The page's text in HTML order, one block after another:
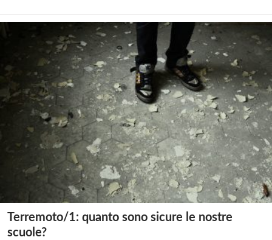
Terremoto/1: quanto sono sicure le nostre
scuole?